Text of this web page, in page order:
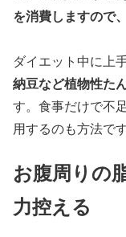
を消費しますので
ダイエット中に上
納豆など植物性た
す。食事だけで不
用するのも方法です
お腹周りの
力控える